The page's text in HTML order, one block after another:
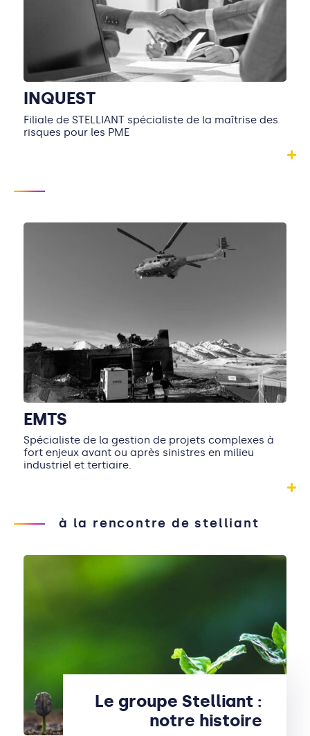
INQUEST
Filiale de STELLIANT spécialiste de la maîtrise des
risques pour les PME
EMTS
Spécialiste de la gestion de projets complexes à
fort enjeux avant ou après sinistres en milieu
industriel et tertiaire.
à la rencontre de stelliant
Le groupe Stelliant :
notre histoire